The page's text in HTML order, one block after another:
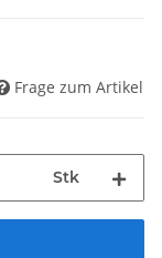
Frage zum Artikel
Stk